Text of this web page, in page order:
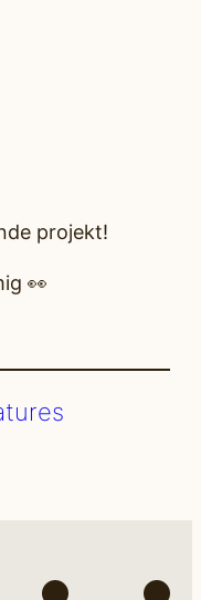
projekt!
👀
Facebook